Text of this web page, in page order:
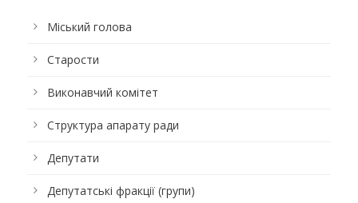
Міський голова
Старости
Виконавчий комітет
Структура апарату ради
Депутати
Депутатські фракції (групи)